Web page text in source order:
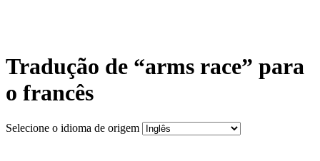
Tradução de “arms race” para
o francês
Selecione o idioma de origem